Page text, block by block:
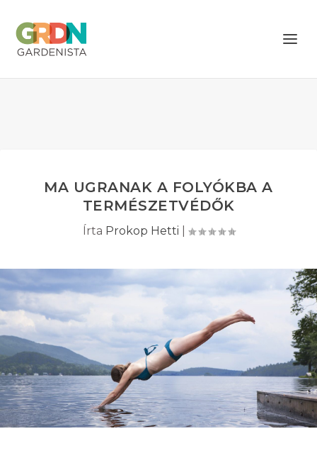
MA UGRANAK A FOLYÓKBA A
TERMÉSZETVÉDŐK
Írta Prokop Hetti